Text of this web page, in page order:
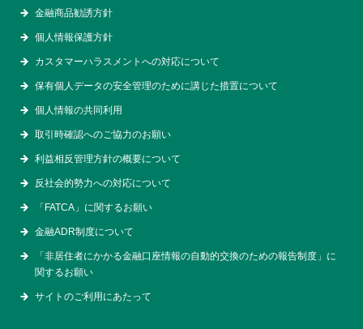
金融商品勧誘方針
個人情報保護方針
カスタマーハラスメントへの対応について
保有個人データの安全管理のために講じた措置について
個人情報の共同利用
取引時確認へのご協力のお願い
利益相反管理方針の概要について
反社会的勢力への対応について
「FATCA」に関するお願い
金融ADR制度について
「非居住者にかかる金融口座情報の自動的交換のための報告制度」に
関するお願い
サイトのご利用にあたって